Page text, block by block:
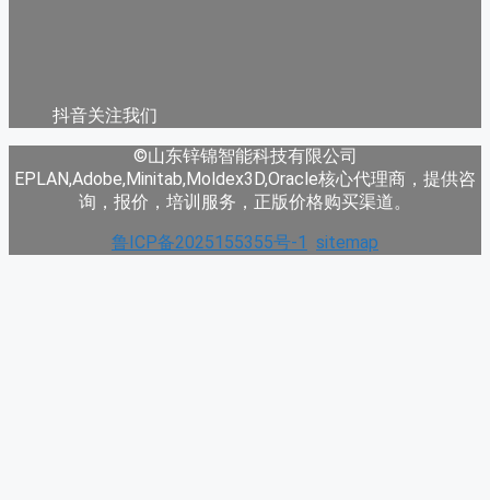
抖音关注我们
©山东锌锦智能科技有限公司
EPLAN,Adobe,Minitab,Moldex3D,Oracle核心代理商，提供咨
询，报价，培训服务，正版价格购买渠道。
鲁ICP备2025155355号-1
sitemap